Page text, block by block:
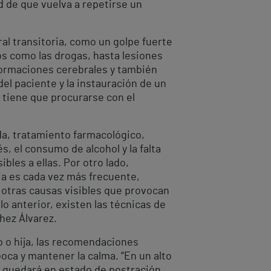
de que vuelva a repetirse un
transitoria, como un golpe fuerte
como las drogas, hasta lesiones
cerebrales y también
paciente y la instauración de un
que procurarse con el
tratamiento farmacológico,
el consumo de alcohol y la falta
a ellas. Por otro lado,
es cada vez más frecuente,
causas visibles que provocan
anterior, existen las técnicas de
Álvarez.
o hija, las recomendaciones
y mantener la calma. “En un alto